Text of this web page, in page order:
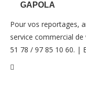
GAPOLA
Pour vos reportages,
service commercial
51 78 / 97 85 10 60. |